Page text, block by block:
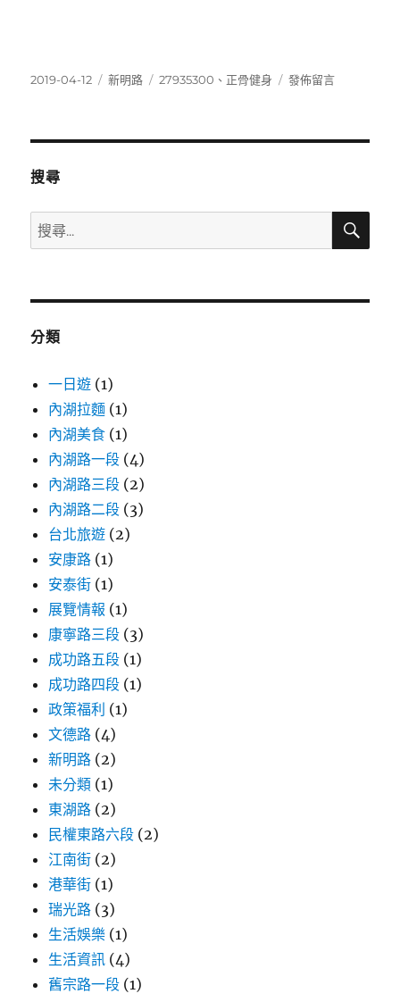
發
2019-04-12
分
新明路
標
27935300 、 正骨健身
在
發佈留言
搜尋
搜
尋
鍵
搜
分類
一日遊 (1)
內湖拉麵 (1)
內湖美食 (1)
內湖路一段 (4)
內湖路三段 (2)
內湖路二段 (3)
台北旅遊 (2)
安康路 (1)
安泰街 (1)
展覽情報 (1)
康寧路三段 (3)
成功路五段 (1)
成功路四段 (1)
政策福利 (1)
文德路 (4)
新明路 (2)
未分類 (1)
東湖路 (2)
民權東路六段 (2)
江南街 (2)
港華街 (1)
瑞光路 (3)
生活娛樂 (1)
生活資訊 (4)
舊宗路一段 (1)